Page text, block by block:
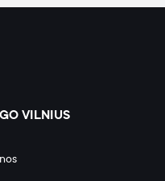
VILNIUS